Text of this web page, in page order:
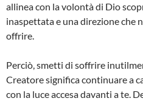
allinea con la volontà di Dio
inaspettata e una direzione che
offrire.
Perciò, smetti di soffrire
Creatore significa continuare a
con la luce accesa davanti a te.